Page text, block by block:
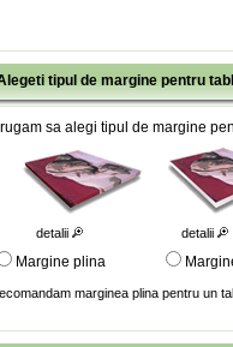
tipul de margine pentru
sa alegi tipul de margine
detalii detalii
Margine plina
marginea plina pentru un